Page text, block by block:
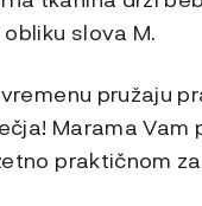
slova M.
pružaju
Marama Vam
praktičnom